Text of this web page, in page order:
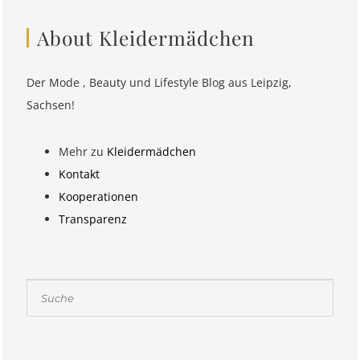
About Kleidermädchen
Der Mode , Beauty und Lifestyle Blog aus Leipzig,
Sachsen!
Mehr zu Kleidermädchen
Kontakt
Kooperationen
Transparenz